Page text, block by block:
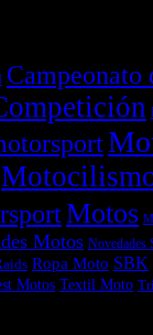
Campeonato
Motos
Motos Novedades
Ropa Moto SBK
Motos Textil Moto